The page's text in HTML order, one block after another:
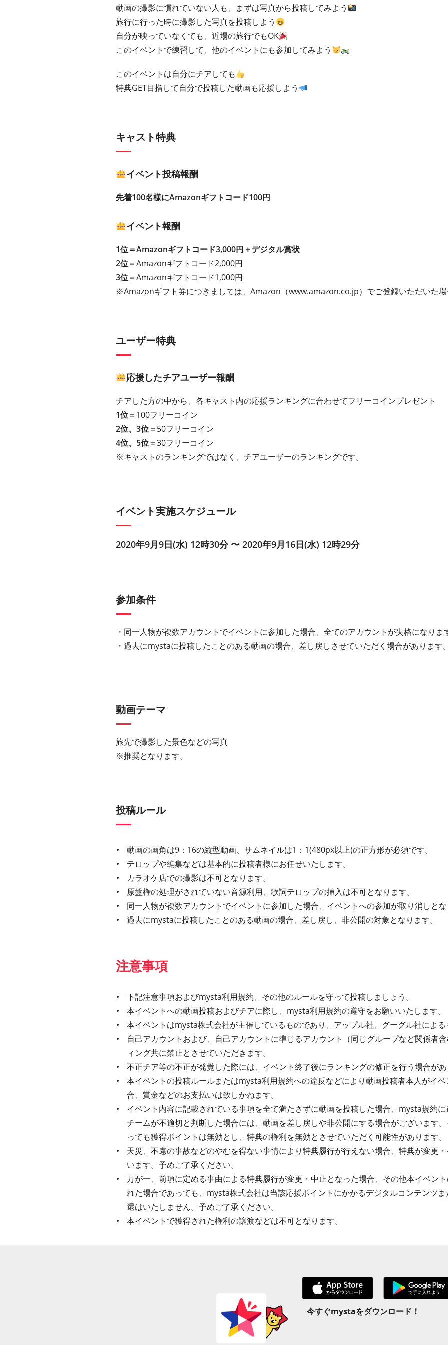
動画の撮影に慣れていない人も、まずは写真から投稿してみよう
旅行に行った時に撮影した写真を投稿しよう
自分が映っていなくても、近場の旅行でもOK
このイベントで練習して、他のイベントにも参加してみよう
このイベントは自分にチアしても
特典GET目指して自分で投稿した動画も応援しよう
キャスト特典
イベント投稿報酬
先着100名様にAmazonギフトコード100円
イベント報酬
1位＝Amazonギフトコード3,000円＋デジタル賞状
2位＝Amazonギフトコード2,000円
3位＝Amazonギフトコード1,000円
※Amazonギフト券につきましては、Amazon（www.amazon.co.jp）でご登録いただいた
ユーザー特典
応援したチアユーザー報酬
チアした方の中から、各キャスト内の応援ランキングに合わせてフリーコインプレゼント
1位＝100フリーコイン
2位、3位＝50フリーコイン
4位、5位＝30フリーコイン
※キャストのランキングではなく、チアユーザーのランキングです。
イベント実施スケジュール
2020年9月9日(水) 12時30分 〜 2020年9月16日(水) 12時29分
参加条件
・同一人物が複数アカウントでイベントに参加した場合、全てのアカウントが失格になりま
・過去にmystaに投稿したことのある動画の場合、差し戻しさせていただく場合があります
動画テーマ
旅先で撮影した景色などの写真
※推奨となります。
投稿ルール
動画の画角は9：16の縦型動画、サムネイルは1：1(480px以上)の正方形が必須です。
テロップや編集などは基本的に投稿者様にお任せいたします。
カラオケ店での撮影は不可となります。
原盤権の処理がされていない音源利用、歌詞テロップの挿入は不可となります。
同一人物が複数アカウントでイベントに参加した場合、イベントへの参加が取り消しと
過去にmystaに投稿したことのある動画の場合、差し戻し、非公開の対象となります。
注意事項
下記注意事項およびmysta利用規約、その他のルールを守って投稿しましょう。
本イベントへの動画投稿およびチアに際し、mysta利用規約の遵守をお願いいたします。
本イベントはmysta株式会社が主催しているものであり、アップル社、グーグル社によ
自己アカウントおよび、自己アカウントに準じるアカウント（同じグループなど関係者
ィング共に禁止とさせていただきます。
不正チア等の不正が発覚した際には、イベント終了後にランキングの修正を行う場合が
本イベントの投稿ルールまたはmysta利用規約への違反などにより動画投稿者本人がイ
合、賞金などのお支払いは致しかねます。
イベント内容に記載されている事項を全て満たさずに動画を投稿した場合、mysta規約
チームが不適切と判断した場合には、動画を差し戻しや非公開にする場合がございます
っても獲得ポイントは無効とし、特典の権利を無効とさせていただく可能性があります。
天災、不慮の事故などのやむを得ない事情により特典履行が行えない場合、特典が変更
います。予めご了承ください。
万が一、前項に定める事由による特典履行が変更・中止となった場合、その他本イベン
れた場合であっても、mysta株式会社は当該応援ポイントにかかるデジタルコンテンツ
還はいたしません。予めご了承ください。
本イベントで獲得された権利の譲渡などは不可となります。
今すぐmystaをダウンロード！